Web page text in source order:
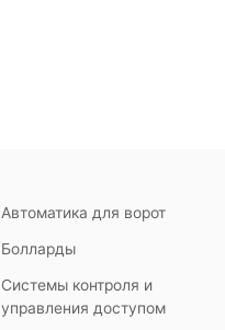
Автоматика для ворот
Болларды
Системы контроля и
управления доступом